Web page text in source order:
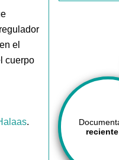
en el
cuerpo
.
reciente